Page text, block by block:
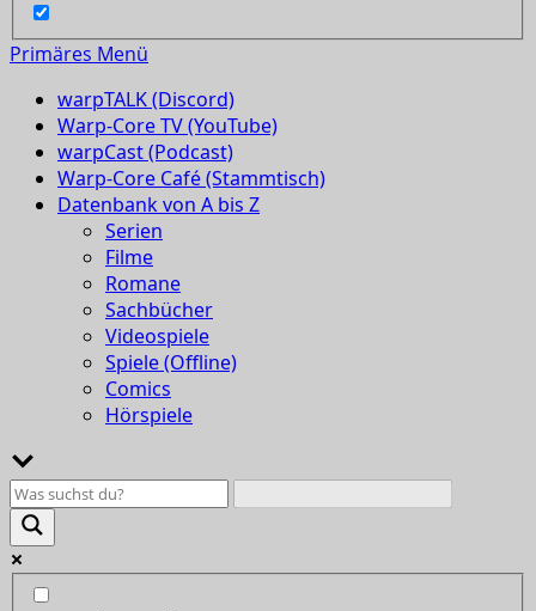
Primäres Menü
warpTALK (Discord)
Warp-Core TV (YouTube)
warpCast (Podcast)
Warp-Core Café (Stammtisch)
Datenbank von A bis Z
Serien
Filme
Romane
Sachbücher
Videospiele
Spiele (Offline)
Comics
Hörspiele